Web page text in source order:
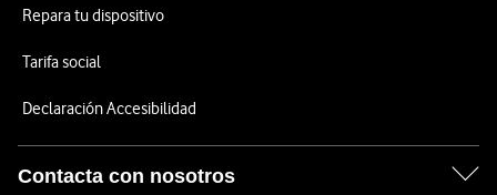
Repara tu dispositivo
Tarifa social
Declaración Accesibilidad
Contacta con nosotros